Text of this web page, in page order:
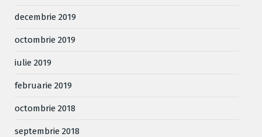
decembrie 2019
octombrie 2019
iulie 2019
februarie 2019
octombrie 2018
septembrie 2018